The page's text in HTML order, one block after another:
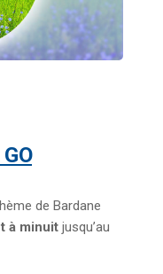
de Bardane
à minuit jusqu’au